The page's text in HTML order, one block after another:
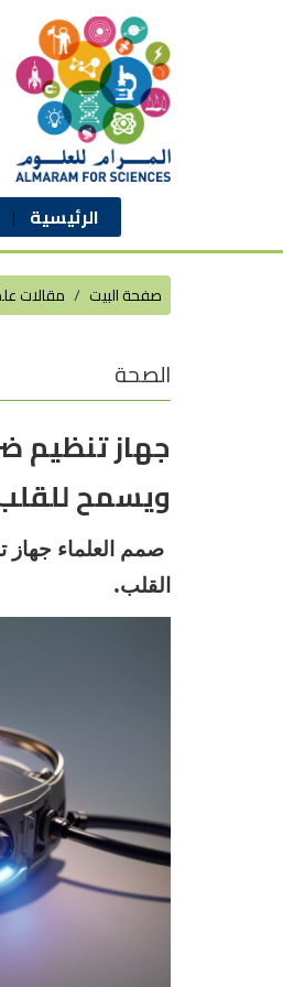
الرئيسية
صفحة البيت مقالات
الصحة
جهاز تنظيم
ويسمح
صمم العلماء جهاز
القلب.